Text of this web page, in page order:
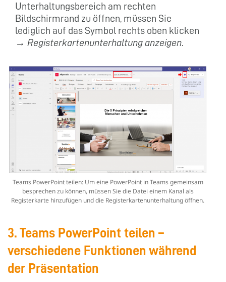
Unterhaltungsbereich am rechten
Bildschirmrand zu öffnen, müssen Sie
lediglich auf das Symbol rechts oben klicken
→ Registerkartenunterhaltung anzeigen.
Teams PowerPoint teilen: Um eine PowerPoint in Teams gemeinsam
besprechen zu können, müssen Sie die Datei einem Kanal als
Registerkarte hinzufügen und die Registerkartenunterhaltung öffnen.
3. Teams PowerPoint teilen –
verschiedene Funktionen während
der Präsentation